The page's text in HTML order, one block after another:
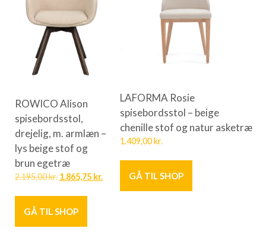
ROWICO Alison
spisebordsstol,
drejelig, m. armlæn –
lys beige stof og
brun egetræ
2.195,00kr. 1.865,75 kr.
GÅ TIL SHOP
LAFORMA Rosie
spisebordsstol – beige
chenille stof og natur asketræ
1.409,00kr.
GÅ TIL SHOP